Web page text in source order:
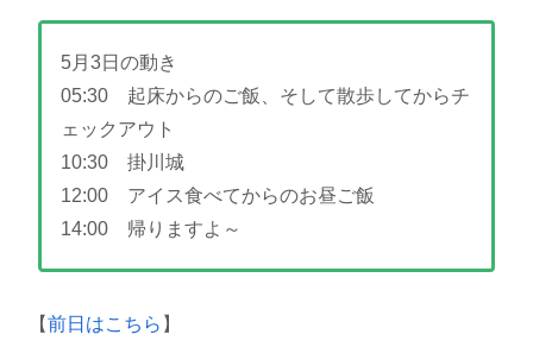
5月3日の動き
05:30 起床からのご飯、そして散歩してからチ
ェックアウト
10:30 掛川城
12:00 アイス食べてからのお昼ご飯
14:00 帰りますよ～
【前日はこちら 】